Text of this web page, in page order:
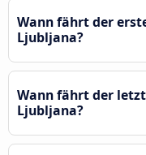
Wann fährt der
Ljubljana?
Wann fährt der
Ljubljana?